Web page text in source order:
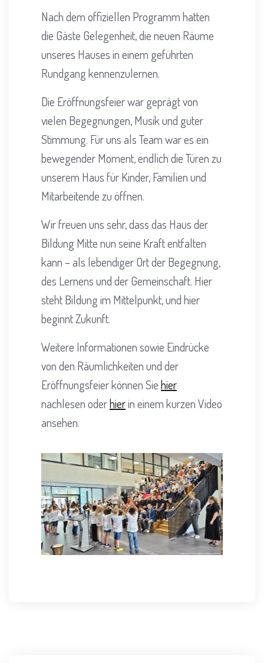
Nach dem offiziellen Programm hatten
die Gäste Gelegenheit, die neuen Räume
unseres Hauses in einem geführten
Rundgang kennenzulernen.
Die Eröffnungsfeier war geprägt von
vielen Begegnungen, Musik und guter
Stimmung. Für uns als Team war es ein
bewegender Moment, endlich die Türen zu
unserem Haus für Kinder, Familien und
Mitarbeitende zu öffnen.
Wir freuen uns sehr, dass das Haus der
Bildung Mitte nun seine Kraft entfalten
kann – als lebendiger Ort der Begegnung,
des Lernens und der Gemeinschaft. Hier
steht Bildung im Mittelpunkt, und hier
beginnt Zukunft.
Weitere Informationen sowie Eindrücke
von den Räumlichkeiten und der
Eröffnungsfeier können Siehier
nachlesen oderhierin einem kurzen Video
ansehen.